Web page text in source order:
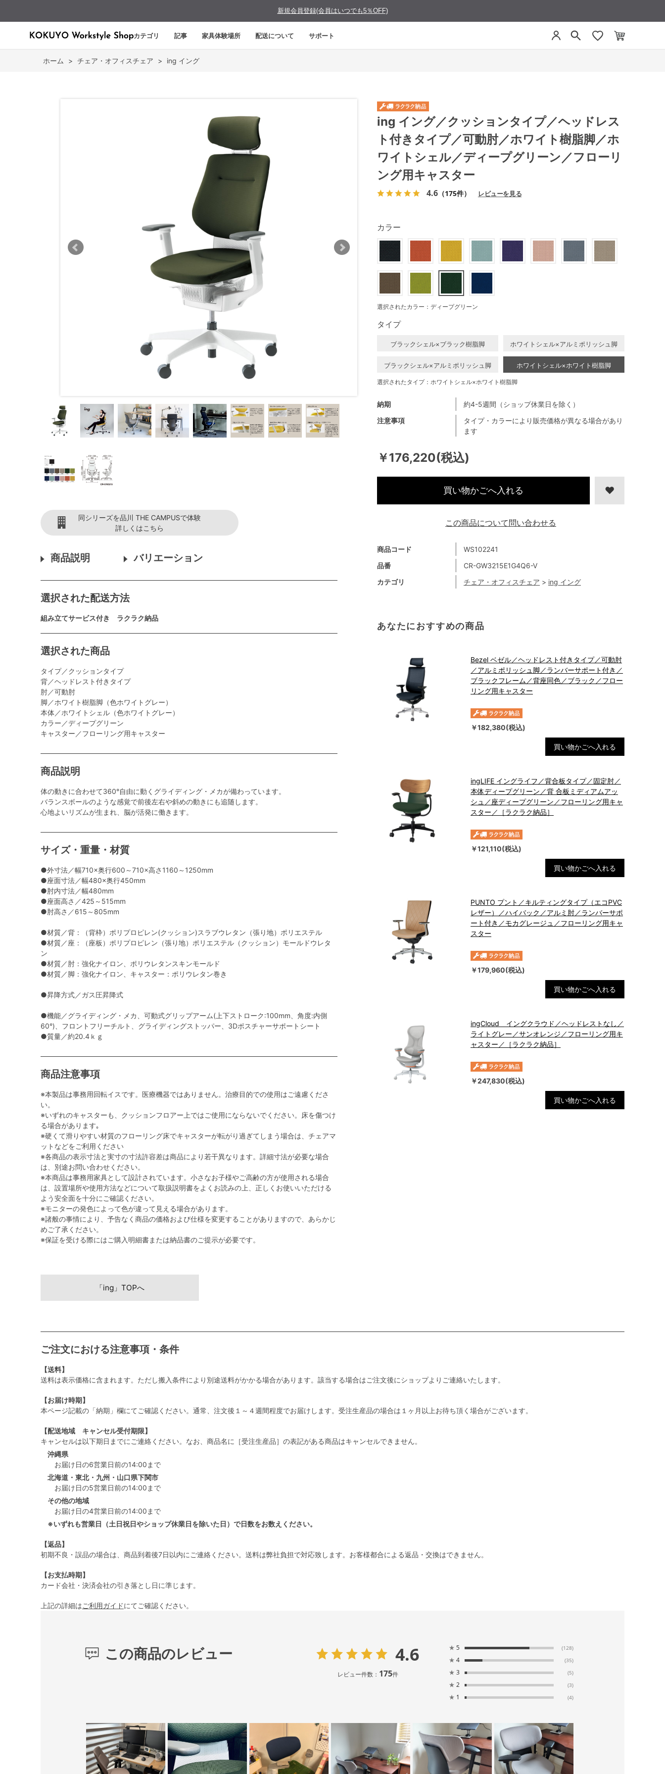
新規会員登録(会員はいつでも5％OFF)
カテゴリ 記事 家具体験場所 配送について サポート
ホーム > チェア・オフィスチェア > ing イング
同シリーズを品川 THE CAMPUSで体験
詳しくはこちら
商品説明 バリエーション
選択された配送方法
組み立てサービス付き ラクラク納品
選択された商品
タイプ／クッションタイプ
背／ヘッドレスト付きタイプ
肘／可動肘
脚／ホワイト樹脂脚（色ホワイトグレー）
本体／ホワイトシェル（色ホワイトグレー）
カラー／ディープグリーン
キャスター／フローリング用キャスター
商品説明
体の動きに合わせて360°自由に動くグライディング・メカが備わっています。
バランスボールのような感覚で前後左右や斜めの動きにも追随します。
心地よいリズムが生まれ、脳が活発に働きます。
サイズ・重量・材質
●外寸法／幅710×奥行600～710×高さ1160～1250mm
●座面寸法／幅480×奥行450mm
●肘内寸法／幅480mm
●座面高さ／425～515mm
●肘高さ／615～805mm
●材質／背：（背枠）ポリプロピレン(クッション)スラブウレタン（張り地）ポリエステル
●材質／座：（座板）ポリプロピレン（張り地）ポリエステル（クッション）モールドウレタ
ン
●材質／肘：強化ナイロン、ポリウレタンスキンモールド
●材質／脚：強化ナイロン、キャスター：ポリウレタン巻き
●昇降方式／ガス圧昇降式
●機能／グライディング・メカ、可動式グリップアーム(上下ストローク:100mm、角度:内側
60°)、フロントフリーチルト、グライディングストッパー、3Dポスチャーサポートシート
●質量／約20.4ｋｇ
商品注意事項
※本製品は事務用回転イスです。医療機器ではありません。治療目的での使用はご遠慮くださ
い。
※いずれのキャスターも、クッションフロアー上ではご使用にならないでください。床を傷つけ
る場合があります｡
※硬くて滑りやすい材質のフローリング床でキャスターが転がり過ぎてしまう場合は、チェアマ
ットなどをご利用ください
※各商品の表示寸法と実寸の寸法許容差は商品により若干異なります。詳細寸法が必要な場合
は、別途お問い合わせください。
※本商品は事務用家具として設計されています。小さなお子様やご高齢の方が使用される場合
は、設置場所や使用方法などについて取扱説明書をよくお読みの上、正しくお使いいただける
よう安全面を十分にご確認ください。
※モニターの発色によって色が違って見える場合があります。
※諸般の事情により、予告なく商品の価格および仕様を変更することがありますので、あらかじ
めご了承ください。
※保証を受ける際にはご購入明細書または納品書のご提示が必要です。
ing イング／クッションタイプ／ヘッドレス
ト付きタイプ／可動肘／ホワイト樹脂脚／ホ
ワイトシェル／ディープグリーン／フローリ
ング用キャスター
4.6 （175件） レビューを見る
￥176,220(税込)
商品コード
WS102241
品番
CR-GW3215E1G4Q6-V
カテゴリ
チェア・オフィスチェア > ing イング
注意事項
タイプ・カラーにより販売価格が異なる場合があり
ます
納期 約4-5週間（ショップ休業日を除く）
カラー
選択されたカラー：ディープグリーン
タイプ
ブラックシェル×ブラック樹脂脚 ホワイトシェル×アルミポリッシュ脚
ブラックシェル×アルミポリッシュ脚 ホワイトシェル×ホワイト樹脂脚
選択されたタイプ：ホワイトシェル×ホワイト樹脂脚
買い物かごへ入れる
あなたにおすすめの商品
Bezel ベゼル／ヘッドレスト付きタイプ／可動肘
／アルミポリッシュ脚／ランバーサポート付き／
ブラックフレーム／背座同色／ブラック／フロー
リング用キャスター
￥182,380(税込)
買い物かごへ入れる
ingLIFE イングライフ／背合板タイプ／固定肘／
本体ディープグリーン／背 合板ミディアムアッ
シュ／座ディープグリーン／フローリング用キャ
スター／［ラクラク納品］
￥121,110(税込)
買い物かごへ入れる
PUNTO プント／キルティングタイプ（エコPVC
レザー）／ハイバック／アルミ肘／ランバーサポ
ート付き／モカグレージュ／フローリング用キャ
スター
￥179,960(税込)
買い物かごへ入れる
ingCloud イングクラウド／ヘッドレストなし／
ライトグレー／サンオレンジ／フローリング用キ
ャスター／［ラクラク納品］
￥247,830(税込)
買い物かごへ入れる
この商品について問い合わせる
「ing」TOPへ
ご注文における注意事項・条件
【送料】
送料は表示価格に含まれます。ただし搬入条件により別途送料がかかる場合があります。該当する場合はご注文後にショップよりご連絡いたします。
【お届け時期】
本ページ記載の「納期」欄にてご確認ください。通常、注文後１～４週間程度でお届けします。受注生産品の場合は１ヶ月以上お待ち頂く場合がございます。
【配送地域 キャンセル受付期限】
キャンセルは以下期日までにご連絡ください。なお、商品名に［受注生産品］の表記がある商品はキャンセルできません。
沖縄県
お届け日の6営業日前の14:00まで
北海道・東北・九州・山口県下関市
お届け日の5営業日前の14:00まで
その他の地域
お届け日の4営業日前の14:00まで
※いずれも営業日（土日祝日やショップ休業日を除いた日）で日数をお数えください。
【返品】
初期不良・誤品の場合は、商品到着後7日以内にご連絡ください。送料は弊社負担で対応致します。お客様都合による返品・交換はできません。
【お支払時期】
カード会社・決済会社の引き落とし日に準じます。
上記の詳細はご利用ガイドにてご確認ください。
この商品のレビュー 4.6
レビュー件数： 175件
★ 5 (128)
★ 4 (35)
★ 3 (5)
★ 2 (3)
★ 1 (4)